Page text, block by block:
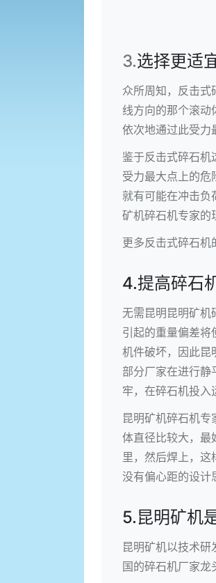
3.选择更适
众所周知，反击式
线方向的那个滚
依次地通过此受力
鉴于反击式碎石机
受力最大点上的危
就有可能在冲击负
矿机碎石机专家的
更多反击式碎石机
4.提高碎石
无需昆明 昆明矿机
引起的重量偏差将
机件破坏，因此昆
部分厂家在进行静
牢，在碎石机投入
昆明矿机碎石机
体直径比较大，最
里，然后焊上，
没有偏心距的设计
5.昆明矿机
昆明矿机以技术
国的碎石机厂家龙